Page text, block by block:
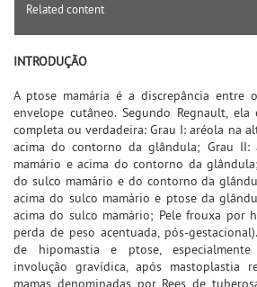
Related content
INTRODUÇÃO
A ptose mamária é a discrepância entre
envelope cutâneo. Segundo Regnault,
completa ou verdadeira: Grau I: aréola na
acima do contorno da glândula; Grau II:
mamário e acima do contorno da
do sulco mamário e do contorno da
acima do sulco mamário e ptose da
acima do sulco mamário; Pele frouxa por
perda de peso acentuada, pós-
de hipomastia e ptose,
involução gravídica, após mastoplastia
mamas denominadas por Rees de